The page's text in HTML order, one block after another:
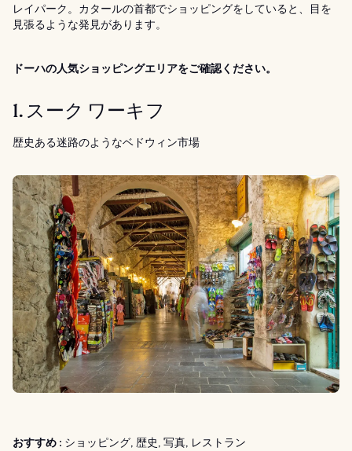
レイパーク。カタールの首都でショッピングをしていると、目を
見張るような発見があります。
ドーハの人気ショッピングエリアをご確認ください。
1. スーク ワーキフ
歴史ある迷路のようなベドウィン市場
おすすめ : ショッピング, 歴史, 写真, レストラン